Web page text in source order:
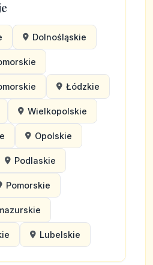
Dolnośląskie
Łódzkie
Wielkopolskie
Opolskie
Podlaskie
Pomorskie
Lubelskie